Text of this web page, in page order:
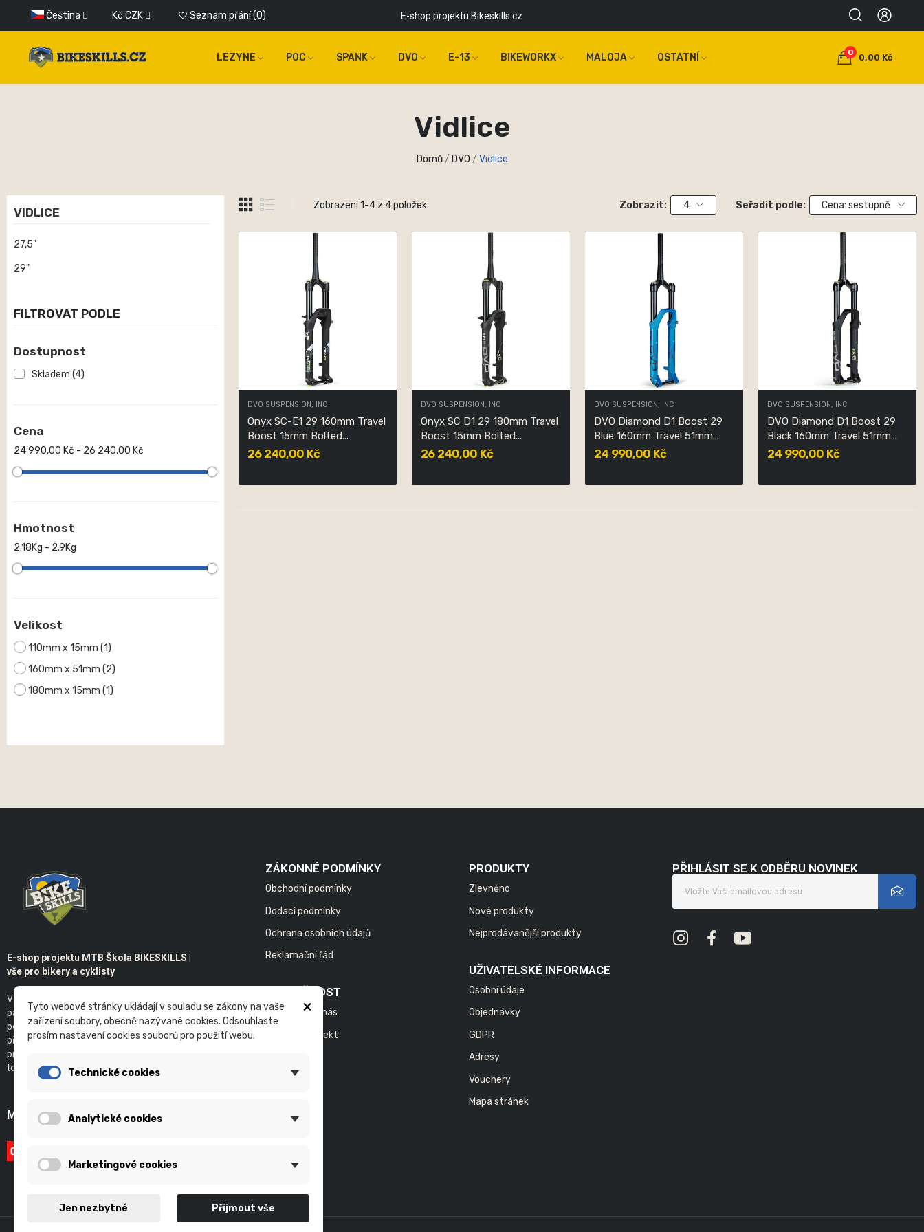
Čeština Kč CZK Seznam přání 0 E-shop projektu Bikeskills.cz
LEZYNE POC SPANK DVO E-13 BIKEWORKX MALOJA OSTATNÍ 0,00 Kč
0
Vidlice
Domů DVO Vidlice
VIDLICE
27,5"
29"
FILTROVAT PODLE
Dostupnost
Skladem (4)
Cena
24 990,00 Kč - 26 240,00 Kč
Hmotnost
2.18Kg - 2.9Kg
Velikost
110mm x 15mm (1)
160mm x 51mm (2)
180mm x 15mm (1)
Zobrazení 1-4 z 4 položek Zobrazit: 4 Seřadit podle: Cena: sestupně
DVO SUSPENSION, INC
Onyx SC-E1 29 160mm Travel
Boost 15mm Bolted...
26 240,00 Kč
DVO SUSPENSION, INC
Onyx SC D1 29 180mm Travel
Boost 15mm Bolted...
26 240,00 Kč
DVO SUSPENSION, INC
DVO Diamond D1 Boost 29
Blue 160mm Travel 51mm...
24 990,00 Kč
DVO SUSPENSION, INC
DVO Diamond D1 Boost 29
Black 160mm Travel 51mm...
24 990,00 Kč
E-shop projektu MTB Škola BIKESKILLS |
vše pro bikery a cyklisty
V E-shopu naleznete produkty našich
partnerů, které sami používáme. Nově pak
poskytujeme servis kol s individuálním
přístupem. Samozřejmostí je základ našeho
projektu - individuální a skupinová výuka
technické jízdy na kole v terénu.
MOŽNOSTI PLATBY
ZÁKONNÉ PODMÍNKY
Obchodní podmínky
Dodací podmínky
Ochrana osobních údajů
Reklamační řád
SPOLEČNOST
Kontaktujte nás
Bikeskills projekt
PRODUKTY
Zlevněno
Nové produkty
Nejprodávanější produkty
UŽIVATELSKÉ INFORMACE
Osobní údaje
Objednávky
GDPR
Adresy
Vouchery
Mapa stránek
PŘIHLÁSIT SE K ODBĚRU NOVINEK
×
Tyto webové stránky ukládají v souladu se zákony na vaše
zařízení soubory, obecně nazývané cookies. Odsouhlaste
prosím nastavení cookies souborů pro použití webu.
Technické cookies
Analytické cookies
Marketingové cookies
Jen nezbytné Přijmout vše